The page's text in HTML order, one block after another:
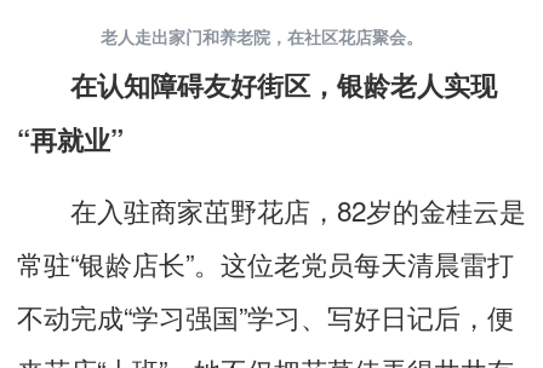
老人走出家门和养老院，在社区花店聚会。
在认知障碍友好街区，银龄老人实现
“再就业”
在入驻商家茁野花店，82岁的金桂云是
常驻“银龄店长”。这位老党员每天清晨雷打
不动完成“学习强国”学习、写好日记后，便